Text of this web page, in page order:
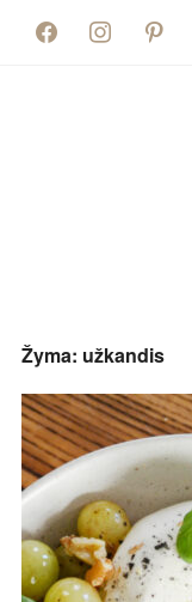
facebookinstagrampinterest
Žyma: užkandis